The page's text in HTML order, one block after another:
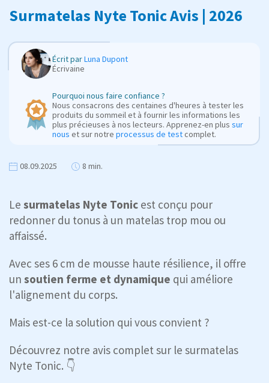
Surmatelas Nyte Tonic Avis | 2026
Écrit parLuna Dupont
Écrivaine
Pourquoi nous faire confiance ?
Nous consacrons des centaines d'heures à tester les
produits du sommeil et à fournir les informations les
plus précieuses à nos lecteurs. Apprenez-en plus sur
nous et sur notre processus de testcomplet.
08.09.2025 8 min.
Le surmatelas Nyte Tonic est conçu pour
redonner du tonus à un matelas trop mou ou
affaissé.
Avec ses 6 cm de mousse haute résilience, il offre
un soutien ferme et dynamique qui améliore
l'alignement du corps.
Mais est-ce la solution qui vous convient ?
Découvrez notre avis complet sur le surmatelas
Nyte Tonic. 👇